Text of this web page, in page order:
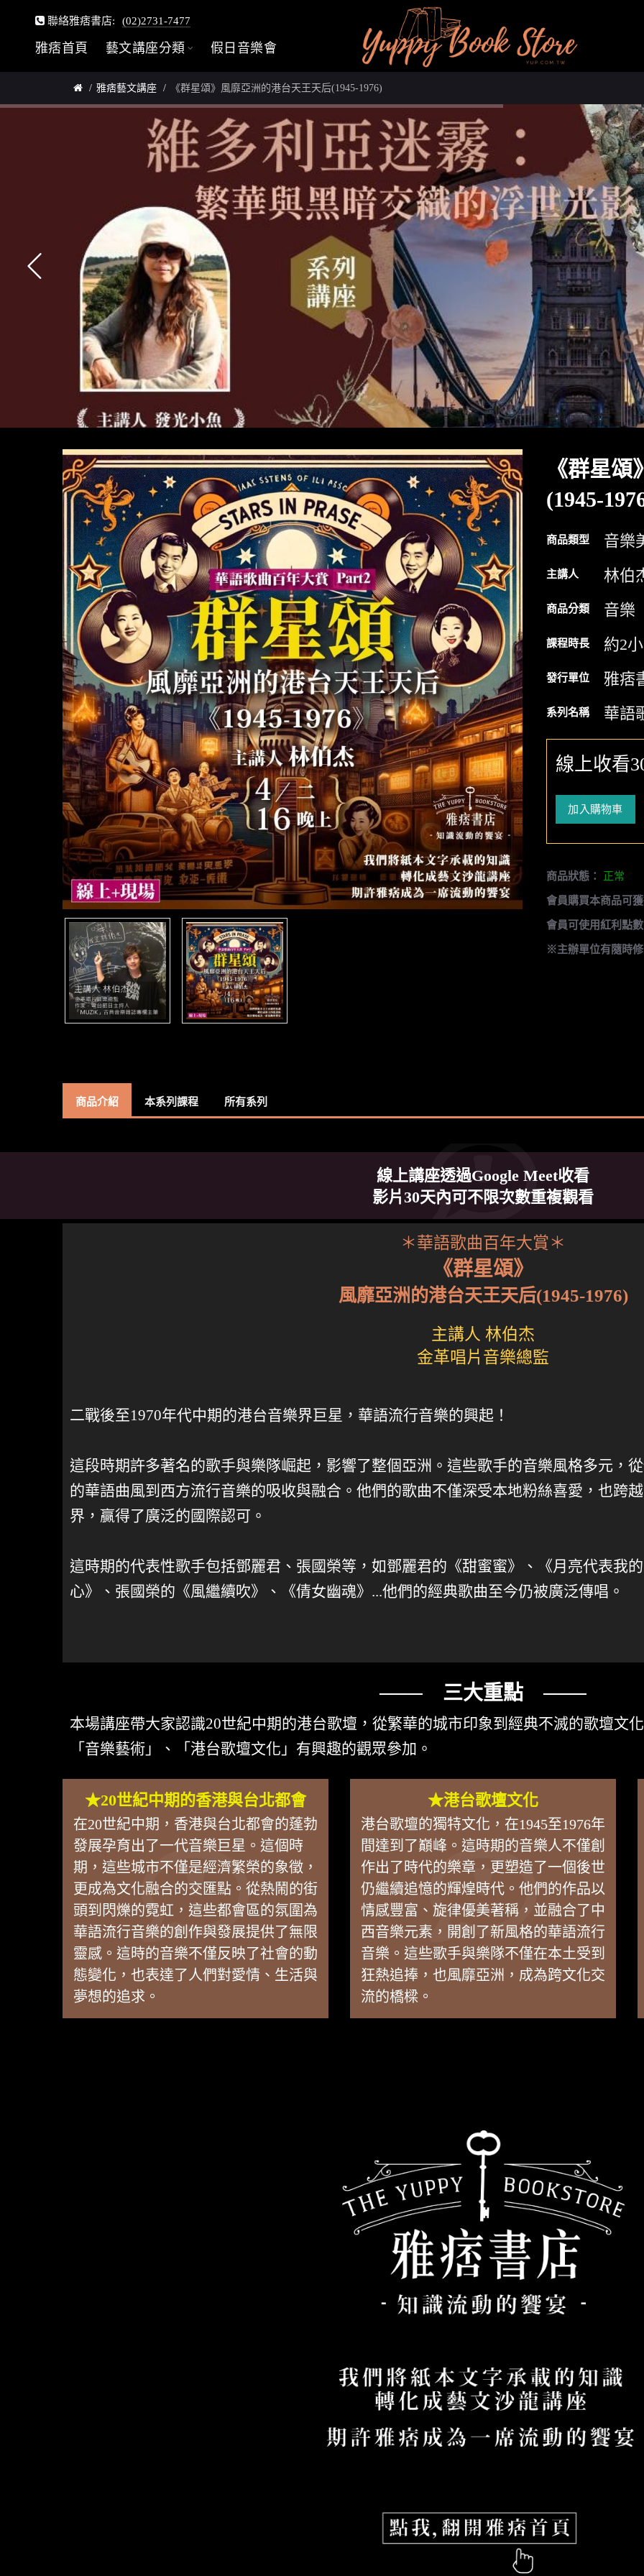
聯絡雅痞書店: (02)2731-7477
雅痞首頁 藝文講座分類 假日音樂會
雅痞藝文講座 《群星頌》風靡亞洲的港台天王天后(1945-1976)
《群星
(1945-
商品類型 音樂
主講人 林伯
商品分類 音樂
課程時長 約2
發行單位 雅痞
系列名稱 華語
線上收看
加入購物車
商品狀態： 正常
會員購買本商品可
會員可使用紅利點
※主辦單位有隨時
商品介紹 本系列課程 所有系列
線上講座透過Google Meet收看
影片30天內可不限次數重複觀看
＊華語歌曲百年大賞＊
《群星頌》
風靡亞洲的港台天王天后(1945-1976)
主講人 林伯杰
金革唱片音樂總監
二戰後至1970年代中期的港台音樂界巨星，華語流行音樂的興起！
這段時期許多著名的歌手與樂隊崛起，影響了整個亞洲。這些歌手的音樂風格多元，
的華語曲風到西方流行音樂的吸收與融合。他們的歌曲不僅深受本地粉絲喜愛，也跨
界，贏得了廣泛的國際認可。
這時期的代表性歌手包括鄧麗君、張國榮等，如鄧麗君的《甜蜜蜜》、《月亮代表我的
心》、張國榮的《風繼續吹》、《倩女幽魂》...他們的經典歌曲至今仍被廣泛傳唱。
─── 三大重點 ───
本場講座帶大家認識20世紀中期的港台歌壇，從繁華的城市印象到經典不滅的歌壇文
「音樂藝術」、「港台歌壇文化」有興趣的觀眾參加。
★20世紀中期的香港與台北都會
在20世紀中期，香港與台北都會的蓬勃
發展孕育出了一代音樂巨星。這個時
期，這些城市不僅是經濟繁榮的象徵，
更成為文化融合的交匯點。從熱鬧的街
頭到閃爍的霓虹，這些都會區的氛圍為
華語流行音樂的創作與發展提供了無限
靈感。這時的音樂不僅反映了社會的動
態變化，也表達了人們對愛情、生活與
夢想的追求。
★港台歌壇文化
港台歌壇的獨特文化，在1945至1976年
間達到了巔峰。這時期的音樂人不僅創
作出了時代的樂章，更塑造了一個後世
仍繼續追憶的輝煌時代。他們的作品以
情感豐富、旋律優美著稱，並融合了中
西音樂元素，開創了新風格的華語流行
音樂。這些歌手與樂隊不僅在本土受到
狂熱追捧，也風靡亞洲，成為跨文化交
流的橋樑。